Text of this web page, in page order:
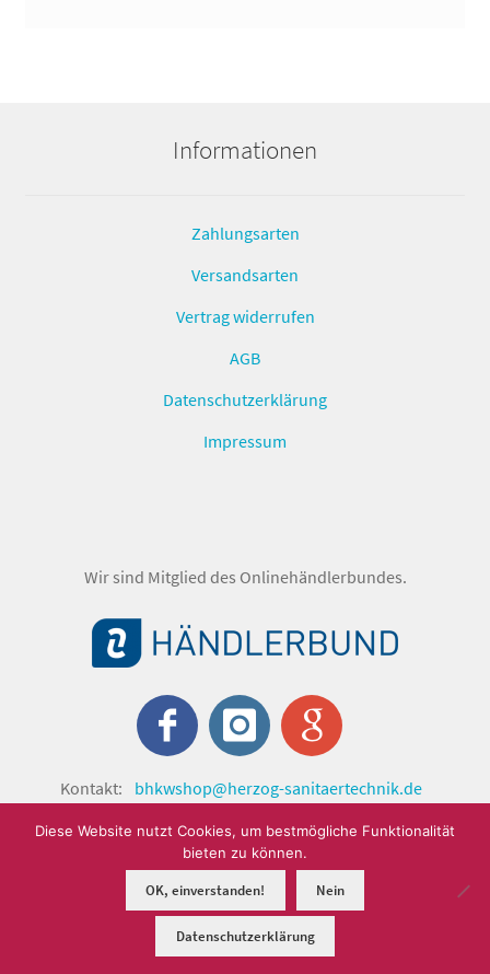
Informationen
Zahlungsarten
Versandsarten
Vertrag widerrufen
AGB
Datenschutzerklärung
Impressum
Wir sind Mitglied des Onlinehändlerbundes.
Kontakt:
bhkwshop@herzog-sanitaertechnik.de
© shop.herzog-sanitaertechnik.de 2024 by Herzog
Sanitärtechnik GmbH.
Diese Website nutzt Cookies, um bestmögliche Funktionalität
bieten zu können.
OK, einverstanden! Nein
Datenschutzerklärung